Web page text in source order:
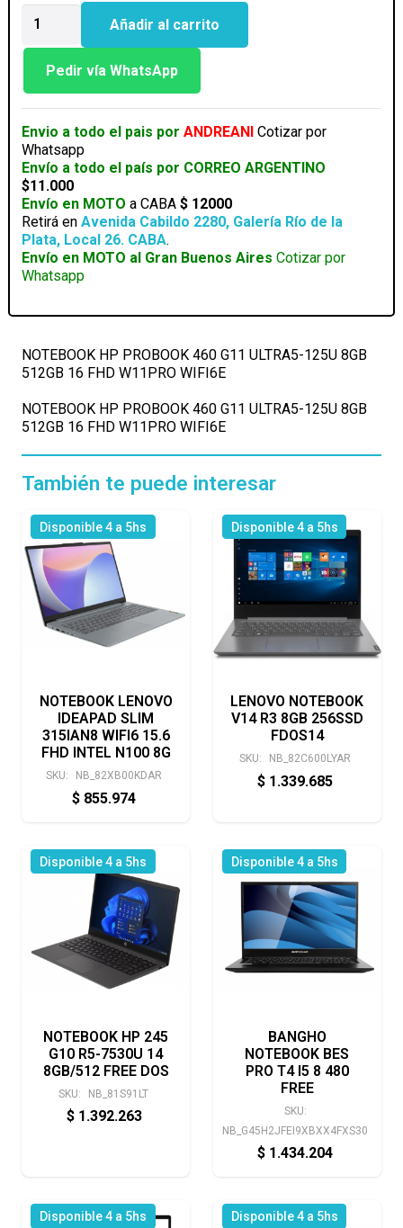
HP
PROBOOK
8GB
512GB
16
FHD
W11PRO
WIFI6E
cantidad
Añadir al carrito
Pedir vía WhatsApp
Envio a todo el pais por ANDREANI Cotizar por
Whatsapp
Envío a todo el país por CORREO ARGENTINO
$11.000
Envío en MOTO a CABA$ 12000
Retirá enAvenida Cabildo 2280, Galería Río de la
Plata, Local 26. CABA.
Envío en MOTO al Gran Buenos Aires Cotizar por
Whatsapp
NOTEBOOK HP PROBOOK 460 G11 ULTRA5-125U 8GB
512GB 16 FHD W11PRO WIFI6E
NOTEBOOK HP PROBOOK 460 G11 ULTRA5-125U 8GB
512GB 16 FHD W11PRO WIFI6E
También te puede interesar
Disponible 4 a 5hs
NOTEBOOK LENOVO
IDEAPAD SLIM
315IAN8 WIFI6 15.6
FHD INTEL N100 8G
SKU: NB_82XB00KDAR
$ 855.974
Disponible 4 a 5hs
LENOVO NOTEBOOK
V14 R3 8GB 256SSD
FDOS14
SKU: NB_82C600LYAR
$ 1.339.685
Disponible 4 a 5hs
NOTEBOOK HP 245
G10 R5-7530U 14
8GB/512 FREE DOS
SKU: NB_81S91LT
$ 1.392.263
Disponible 4 a 5hs
BANGHO
NOTEBOOK BES
PRO T4 I5 8 480
FREE
SKU:
NB_G45H2JFEI9XBXX4FXS30
$ 1.434.204
Disponible 4 a 5hs Disponible 4 a 5hs